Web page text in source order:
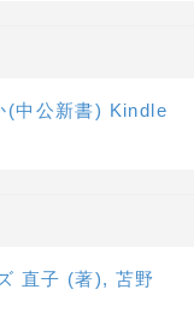
(中公新書) Kindle
直子 (著), 苫野